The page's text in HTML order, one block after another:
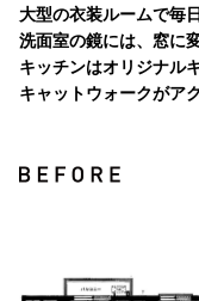
大型の衣装ルームで毎
洗面室の鏡には、窓に
キッチンはオリジナル
キャットウォークがア